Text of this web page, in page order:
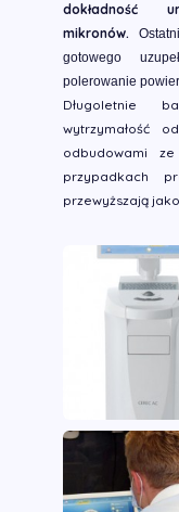
dokładność
mikronów.
gotowego
polerowanie
Długoletnie
wytrzymałość
odbudowami
przypadkach
przewyższają